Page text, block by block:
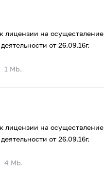
лицензии на осуществление
от 26.09.16г.
1 Mb.
лицензии на осуществление
от 26.09.16г.
4 Mb.